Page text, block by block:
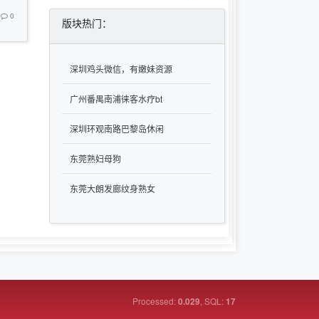
0
版块热门：
深圳鸡头微信，有嫩妹资源
广州番禺南浦徕客水疗bt
深圳环观南路巴黎岛休闲
东莞熟妇母狗
东莞大朗发廊纹身熟女
Processed:0.029, SQL: 17